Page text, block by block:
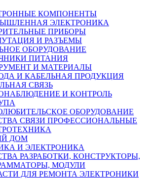
КОМПОНЕНТЫ
ЭЛЕКТРОНИКА
ПРИБОРЫ
И РАЗЪЕМЫ
ОБОРУДОВАНИЕ
ПИТАНИЯ
И МАТЕРИАЛЫ
И КАБЕЛЬНАЯ ПРОДУКЦИЯ
СВЯЗЬ
И КОНТРОЛЬ
ОБОРУДОВАНИЕ
СВЯЗИ ПРОФЕССИОНАЛЬНЫЕ
ДОМ
И ЭЛЕКТРОНИКА
РАЗРАБОТКИ, КОНСТРУКТОРЫ,
МОДУЛИ
ДЛЯ РЕМОНТА ЭЛЕКТРОНИКИ